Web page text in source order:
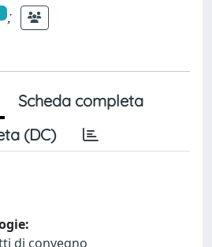
;
Scheda completa
(DC)
di convegno